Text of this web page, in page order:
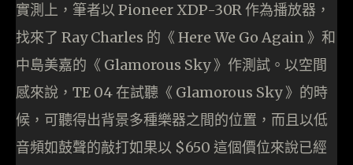
實測上，筆者以 Pioneer XDP-30R 作為播放器，
找來了 Ray Charles 的《 Here We Go Again 》和
中島美嘉的《 Glamorous Sky 》作測試。以空間
感來說，TE 04 在試聽《 Glamorous Sky 》的時
候，可聽得出背景多種樂器之間的位置，而且以低
音頻如鼓聲的敲打如果以 $650 這個價位來說已經